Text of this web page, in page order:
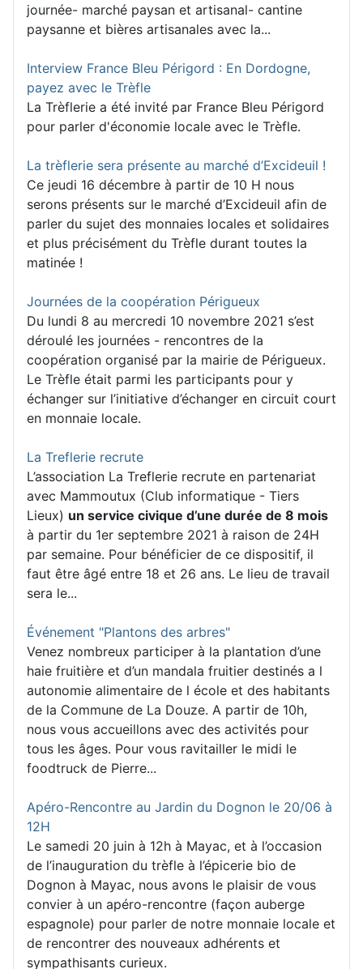
journée- marché paysan et artisanal- cantine
paysanne et bières artisanales avec la...
Interview France Bleu Périgord : En Dordogne,
payez avec le Trèfle
La Trèflerie a été invité par France Bleu Périgord
pour parler d'économie locale avec le Trèfle.
La trèflerie sera présente au marché d’Excideuil !
Ce jeudi 16 décembre à partir de 10 H nous
serons présents sur le marché d’Excideuil afin de
parler du sujet des monnaies locales et solidaires
et plus précisément du Trèfle durant toutes la
matinée !
Journées de la coopération Périgueux
Du lundi 8 au mercredi 10 novembre 2021 s’est
déroulé les journées - rencontres de la
coopération organisé par la mairie de Périgueux.
Le Trèfle était parmi les participants pour y
échanger sur l’initiative d’échanger en circuit court
en monnaie locale.
La Treflerie recrute
L’association La Treflerie recrute en partenariat
avec Mammoutux (Club informatique - Tiers
Lieux) un service civique d’une durée de 8 mois
à partir du 1er septembre 2021 à raison de 24H
par semaine. Pour bénéficier de ce dispositif, il
faut être âgé entre 18 et 26 ans. Le lieu de travail
sera le...
Événement "Plantons des arbres"
Venez nombreux participer à la plantation d’une
haie fruitière et d’un mandala fruitier destinés a l
autonomie alimentaire de l école et des habitants
de la Commune de La Douze. A partir de 10h,
nous vous accueillons avec des activités pour
tous les âges. Pour vous ravitailler le midi le
foodtruck de Pierre...
Apéro-Rencontre au Jardin du Dognon le 20/06 à
12H
Le samedi 20 juin à 12h à Mayac, et à l’occasion
de l’inauguration du trèfle à l’épicerie bio de
Dognon à Mayac, nous avons le plaisir de vous
convier à un apéro-rencontre (façon auberge
espagnole) pour parler de notre monnaie locale et
de rencontrer des nouveaux adhérents et
sympathisants curieux.